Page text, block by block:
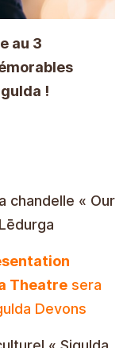
au 3
!
chandelle « Our
Theatre sera
Devons